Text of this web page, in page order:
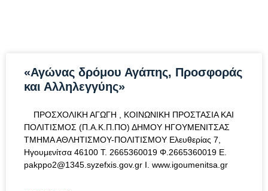
«Αγώνας δρόμου Αγάπης, Προσφοράς
και Αλληλεγγύης»
ΠΡΟΣΧΟΛΙΚΗ ΑΓΩΓΗ , ΚΟΙΝΩΝΙΚΗ ΠΡΟΣΤΑΣΙΑ ΚΑΙ
ΠΟΛΙΤΙΣΜΟΣ (Π.Α.Κ.Π.ΠΟ) ΔΗΜΟΥ ΗΓΟΥΜΕΝΙΤΣΑΣ
ΤΜΗΜΑ ΑΘΛΗΤΙΣΜΟΥ-ΠΟΛΙΤΙΣΜΟΥ Ελευθερίας 7,
Ηγουμενίτσα 46100 T. 2665360019 Φ.2665360019 Ε.
pakppo2@1345.syzefxis.gov.gr I. www.igoumenitsa.gr